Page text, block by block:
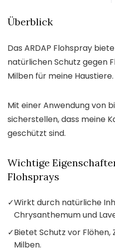
Überblick
Das ARDAP Flohspray
natürlichen Schutz gegen
Milben für meine Haustiere.
Mit einer Anwendung von
sicherstellen, dass meine
geschützt sind.
Wichtige
Flohsprays
✓Wirkt durch natürliche
Chrysanthemum und
✓Bietet Schutz vor Flöhen,
Milben.